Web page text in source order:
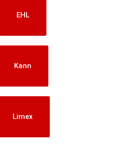
EHL
Kann
Limex